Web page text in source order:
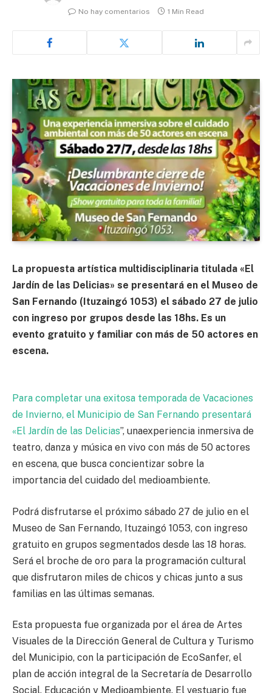
No hay comentarios
1 Min Read
La propuesta artística multidisciplinaria titulada «El
Jardín de las Delicias» se presentará en el Museo de
San Fernando (Ituzaingó 1053) el sábado 27 de julio
con ingreso por grupos desde las 18hs. Es un
evento gratuito y familiar con más de 50 actores en
escena.
Para completar una exitosa temporada de Vacaciones
de Invierno, el Municipio de San Fernando presentará
«El Jardín de las Delicias”, unaexperiencia inmersiva de
teatro, danza y música en vivo con más de 50 actores
en escena, que busca concientizar sobre la
importancia del cuidado del medioambiente.
Podrá disfrutarse el próximo sábado 27 de julio en el
Museo de San Fernando, Ituzaingó 1053, con ingreso
gratuito en grupos segmentados desde las 18 horas.
Será el broche de oro para la programación cultural
que disfrutaron miles de chicos y chicas junto a sus
familias en las últimas semanas.
Esta propuesta fue organizada por el área de Artes
Visuales de la Dirección General de Cultura y Turismo
del Municipio, con la participación de EcoSanfer, el
plan de acción integral de la Secretaría de Desarrollo
Social, Educación y Medioambiente. El vestuario fue